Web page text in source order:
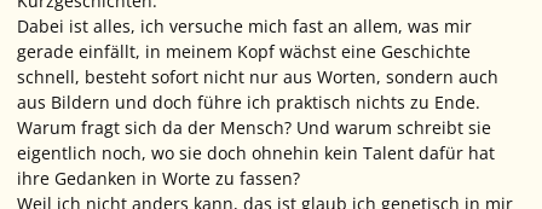
Dabei ist alles, ich versuche mich fast an allem, was mir
gerade einfällt, in meinem Kopf wächst eine Geschichte
schnell, besteht sofort nicht nur aus Worten, sondern auch
aus Bildern und doch führe ich praktisch nichts zu Ende.
Warum fragt sich da der Mensch? Und warum schreibt sie
eigentlich noch, wo sie doch ohnehin kein Talent dafür hat
ihre Gedanken in Worte zu fassen?
Weil ich nicht anders kann, das ist glaub ich genetisch in mir